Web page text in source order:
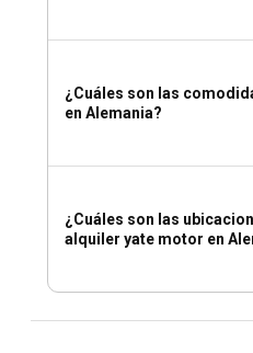
¿Cuáles son las
en Alemania?
¿Cuáles son las
alquiler yate motor en